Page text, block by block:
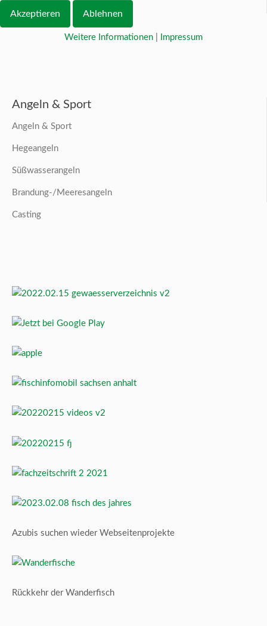
Angeln & Sport
Angeln & Sport
Hegeangeln
Süßwasserangeln
Brandung-/Meeresangeln
Casting
Azubis suchen wieder Webseitenprojekte
Rückkehr der Wanderfisch
Akzeptieren Ablehnen
Weitere Informationen Impressum